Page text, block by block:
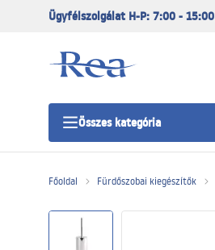
Ügyfélszolgálat H-P: 7:00 - 15:00
Összes kategória
Főoldal Fürdőszobai kiegészítők